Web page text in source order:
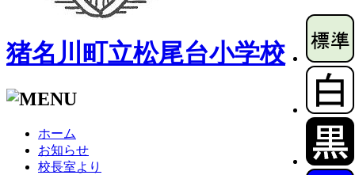
猪名川町立松尾台小学校
ホーム
お知らせ
校長室より